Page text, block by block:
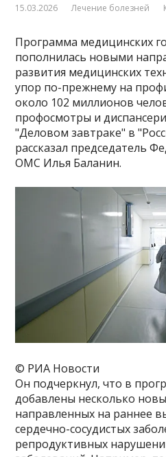
15.03.2026 Лечение болезней
Программа медицинских
пополнилась новыми
развития медицинских
упор по-прежнему на
около 102 миллионов
профосмотры и
"Деловом завтраке" в
рассказал председатель
ОМС Илья Баланин.
© РИА Новости
Он подчеркнул, что в
добавлены несколько
направленных на раннее
сердечно-сосудистых
репродуктивных